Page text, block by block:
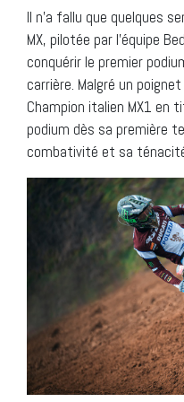
Il n’a fallu que quelques
MX, pilotée par l’équipe
conquérir le premier
carrière. Malgré un
Champion italien MX1 en
podium dès sa première
combativité et sa